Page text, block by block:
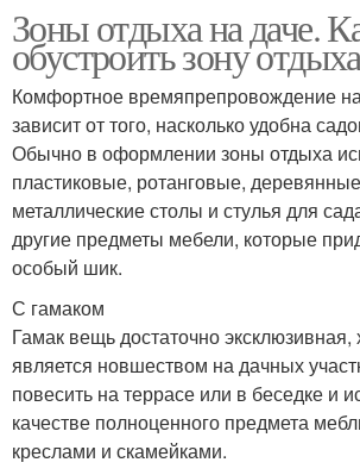
Зоны отдыха на даче.
обустроить зону отдыха
Комфортное времяпрепровождение
зависит от того, насколько удобна
Обычно в оформлении зоны отдыха
пластиковые, ротанговые,
металлические столы и стулья для
другие предметы мебели, которые
особый шик.
С гамаком
Гамак вещь достаточно эксклюзивная,
является новшеством на дачных
повесить на террасе или в беседке и
качестве полноценного предмета
креслами и скамейками.